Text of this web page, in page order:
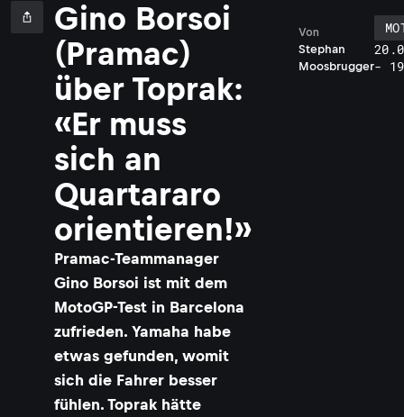
Gino Borsoi
(Pramac)
über Toprak:
«Er muss
sich an
Quartararo
orientieren!»
Pramac-Teammanager
Gino Borsoi ist mit dem
MotoGP-Test in Barcelona
zufrieden. Yamaha habe
etwas gefunden, womit
sich die Fahrer besser
fühlen. Toprak hätte
Stephan
Moosbrugger
Von
-